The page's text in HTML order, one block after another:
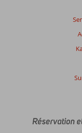
Réservation